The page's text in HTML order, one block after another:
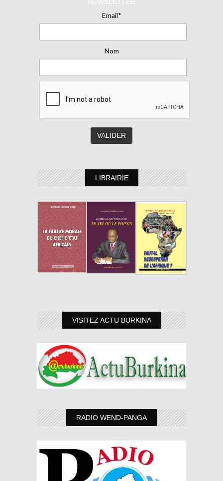
Email*
Nom
LIBRAIRIE
VISITEZ ACTU BURKINA
RADIO WEND-PANGA